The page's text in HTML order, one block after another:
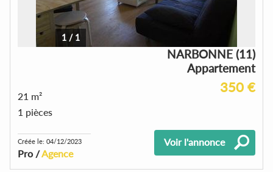
1 / 1
NARBONNE (11)
Appartement
350 €
21 m²
1 pièces
Créée le: 04/12/2023
Pro /Agence
Voir l'annonce